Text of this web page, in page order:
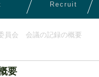
Recruit
員会 会議の記録の概要
要